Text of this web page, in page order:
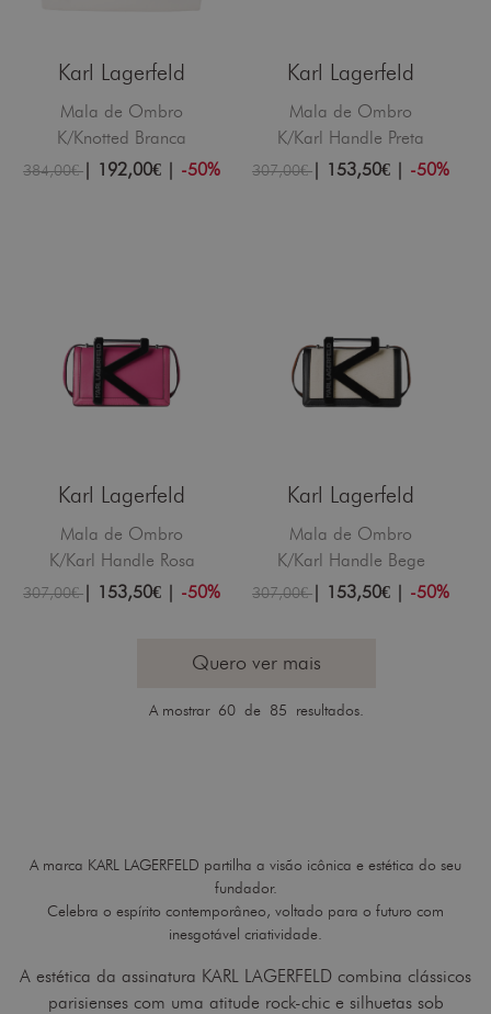
Karl Lagerfeld
Mala de Ombro
K/Knotted Branca
384,00€| 192,00€ | -50%
Karl Lagerfeld
Mala de Ombro
K/Karl Handle Preta
307,00€| 153,50€ | -50%
Karl Lagerfeld
Mala de Ombro
K/Karl Handle Rosa
307,00€| 153,50€ | -50%
Karl Lagerfeld
Mala de Ombro
K/Karl Handle Bege
307,00€| 153,50€ | -50%
Quero ver mais
A mostrar 60 de 85 resultados.
A marca KARL LAGERFELD partilha a visão icônica e estética do seu
fundador.
Celebra o espírito contemporâneo, voltado para o futuro com
inesgotável criatividade.
A estética da assinatura KARL LAGERFELD combina clássicos
parisienses com uma atitude rock-chic e silhuetas sob